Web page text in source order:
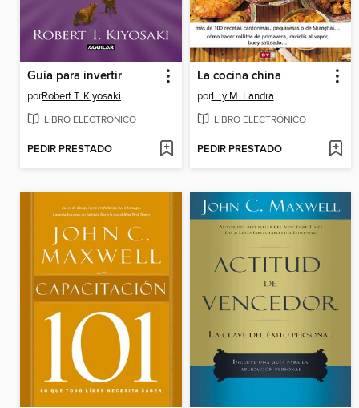
Guía para invertir
porRobert T. Kiyosaki
LIBRO ELECTRÓNICO
PEDIR PRESTADO
La cocina china
porL. y M. Landra
LIBRO ELECTRÓNICO
PEDIR PRESTADO